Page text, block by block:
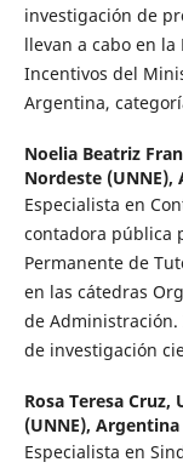
investigación de
llevan a cabo en la
Incentivos del
Argentina,
Noelia Beatriz
Nordeste (UNNE),
Especialista en
contadora pública
Permanente de
en las cátedras
de
de investigación
Rosa Teresa Cruz,
(UNNE), Argentina
Especialista en